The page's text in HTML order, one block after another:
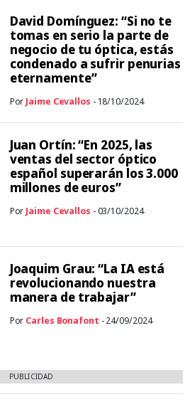
David Domínguez: “Si no te
tomas en serio la parte de
negocio de tu óptica, estás
condenado a sufrir penurias
eternamente”
Por Jaime Cevallos - 18/10/2024
Juan Ortín: “En 2025, las
ventas del sector óptico
español superarán los 3.000
millones de euros”
Por Jaime Cevallos - 03/10/2024
Joaquim Grau: “La IA está
revolucionando nuestra
manera de trabajar”
Por Carles Bonafont - 24/09/2024
PUBLICIDAD